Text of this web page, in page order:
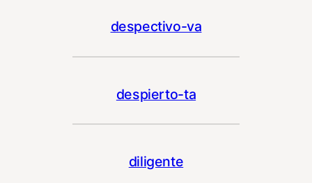
despectivo-va
despierto-ta
diligente